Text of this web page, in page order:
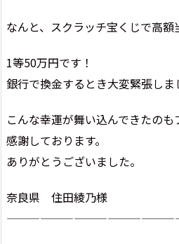
なんと、スクラッチ宝くじで高額
1等50万円です！
銀行で換金するとき大変緊張しま
こんな幸運が舞い込んできたの
感謝しております。
ありがとうございました。
奈良県 住田綾乃様